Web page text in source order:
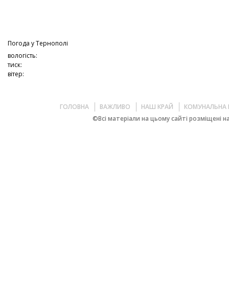
Погода уТернополі
вологість:
тиск:
вітер:
ГОЛОВНА ВАЖЛИВО НАШ КРАЙ
КОМУНАЛЬНА
©Всі матеріали на цьому сайті розміщені